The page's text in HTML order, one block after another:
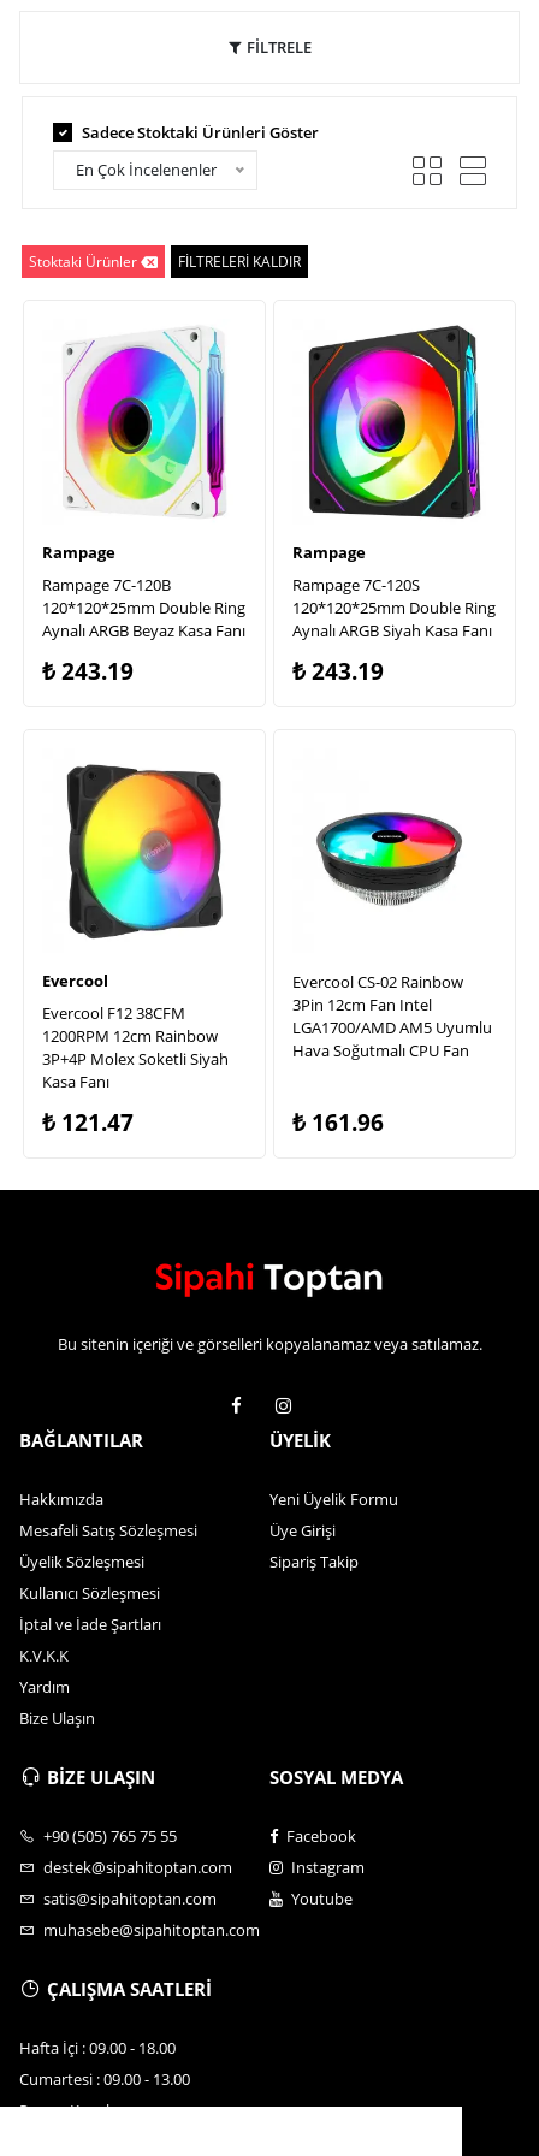
FİLTRELE
Sadece Stoktaki Ürünleri Göster
En Çok İncelenenler
Stoktaki Ürünler FİLTRELERİ KALDIR
Rampage
Rampage 7C-120B
120*120*25mm Double Ring
Aynalı ARGB Beyaz Kasa Fanı
₺243.19
Rampage
Rampage 7C-120S
120*120*25mm Double Ring
Aynalı ARGB Siyah Kasa Fanı
₺243.19
Evercool
Evercool F12 38CFM
1200RPM 12cm Rainbow
3P+4P Molex Soketli Siyah
Kasa Fanı
₺ 121.47
Evercool CS-02 Rainbow
3Pin 12cm Fan Intel
LGA1700/AMD AM5 Uyumlu
Hava Soğutmalı CPU Fan
₺ 161.96
Bu sitenin içeriği ve görselleri kopyalanamaz veya satılamaz.
BAĞLANTILAR
Hakkımızda
Mesafeli Satış Sözleşmesi
Üyelik Sözleşmesi
Kullanıcı Sözleşmesi
İptal ve İade Şartları
K.V.K.K
Yardım
Bize Ulaşın
ÜYELİK
Yeni Üyelik Formu
Üye Girişi
Sipariş Takip
BİZE ULAŞIN
+90 (505) 765 75 55
destek@sipahitoptan.com
satis@sipahitoptan.com
muhasebe@sipahitoptan.com
SOSYAL MEDYA
Facebook
Instagram
Youtube
ÇALIŞMA SAATLERİ
Hafta İçi : 09.00 - 18.00
Cumartesi : 09.00 - 13.00
Pazar : Kapalı